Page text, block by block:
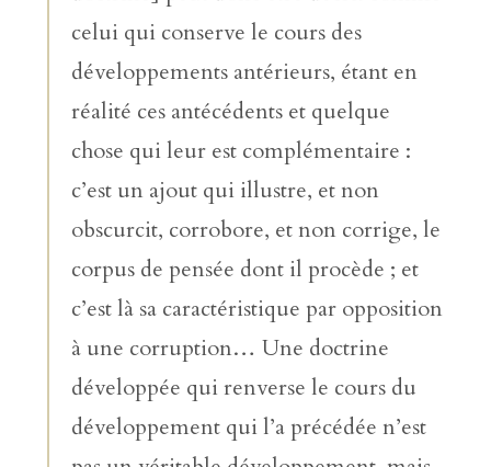
celui qui conserve le cours des
développements antérieurs, étant en
réalité ces antécédents et quelque
chose qui leur est complémentaire :
c’est un ajout qui illustre, et non
obscurcit, corrobore, et non corrige, le
corpus de pensée dont il procède ; et
c’est là sa caractéristique par opposition
à une corruption… Une doctrine
développée qui renverse le cours du
développement qui l’a précédée n’est